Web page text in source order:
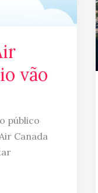
vão
público
Canada